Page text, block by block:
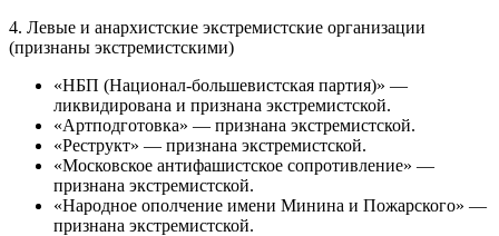
4. Левые и анархистские экстремистские организации
(признаны экстремистскими)
«НБП (Национал-большевистская партия)» —
ликвидирована и признана экстремистской.
«Артподготовка» — признана экстремистской.
«Реструкт» — признана экстремистской.
«Московское антифашистское сопротивление» —
признана экстремистской.
«Народное ополчение имени Минина и Пожарского» —
признана экстремистской.